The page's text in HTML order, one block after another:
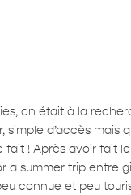
on était à la
simple d’accès mais
fait ! Après avoir fait
a summer trip entre
connue et peu